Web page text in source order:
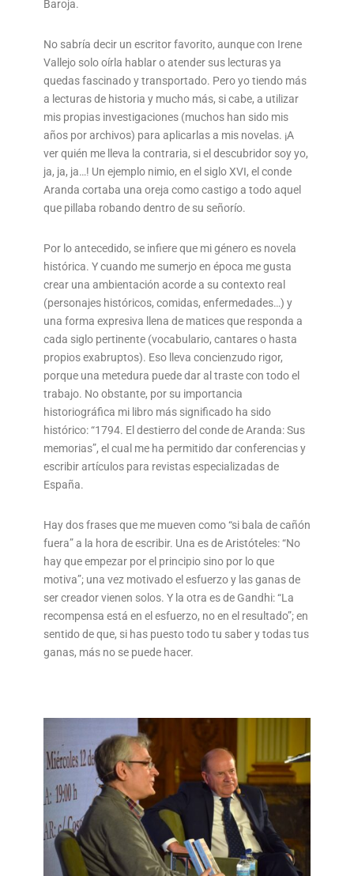
Baroja.
No sabría decir un escritor favorito, aunque con Irene
Vallejo solo oírla hablar o atender sus lecturas ya
quedas fascinado y transportado. Pero yo tiendo más
a lecturas de historia y mucho más, si cabe, a utilizar
mis propias investigaciones (muchos han sido mis
años por archivos) para aplicarlas a mis novelas. ¡A
ver quién me lleva la contraria, si el descubridor soy yo,
ja, ja, ja…! Un ejemplo nimio, en el siglo XVI, el conde
Aranda cortaba una oreja como castigo a todo aquel
que pillaba robando dentro de su señorío.
Por lo antecedido, se infiere que mi género es novela
histórica. Y cuando me sumerjo en época me gusta
crear una ambientación acorde a su contexto real
(personajes históricos, comidas, enfermedades…) y
una forma expresiva llena de matices que responda a
cada siglo pertinente (vocabulario, cantares o hasta
propios exabruptos). Eso lleva concienzudo rigor,
porque una metedura puede dar al traste con todo el
trabajo. No obstante, por su importancia
historiográfica mi libro más significado ha sido
histórico: “1794. El destierro del conde de Aranda: Sus
memorias”, el cual me ha permitido dar conferencias y
escribir artículos para revistas especializadas de
España.
Hay dos frases que me mueven como “si bala de cañón
fuera” a la hora de escribir. Una es de Aristóteles: “No
hay que empezar por el principio sino por lo que
motiva”; una vez motivado el esfuerzo y las ganas de
ser creador vienen solos. Y la otra es de Gandhi: “La
recompensa está en el esfuerzo, no en el resultado”; en
sentido de que, si has puesto todo tu saber y todas tus
ganas, más no se puede hacer.